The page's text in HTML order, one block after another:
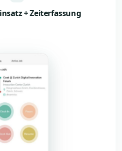
+ Zeiterfassung